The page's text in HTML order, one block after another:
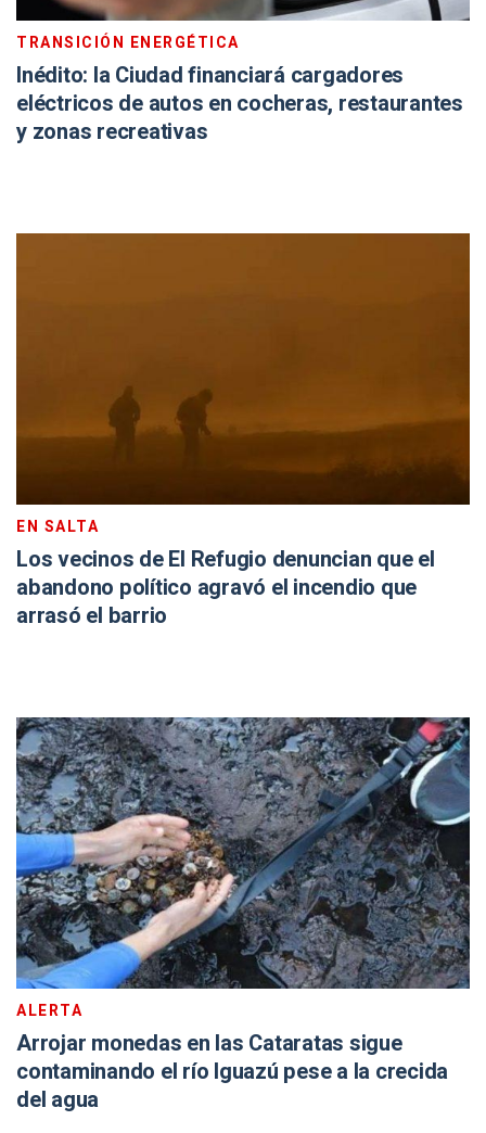
TRANSICIÓN ENERGÉTICA
Inédito: la Ciudad financiará cargadores
eléctricos de autos en cocheras, restaurantes
y zonas recreativas
EN SALTA
Los vecinos de El Refugio denuncian que el
abandono político agravó el incendio que
arrasó el barrio
ALERTA
Arrojar monedas en las Cataratas sigue
contaminando el río Iguazú pese a la crecida
del agua